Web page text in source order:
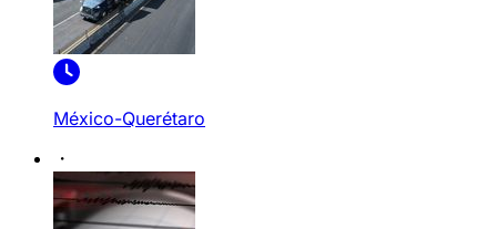
México-Querétaro